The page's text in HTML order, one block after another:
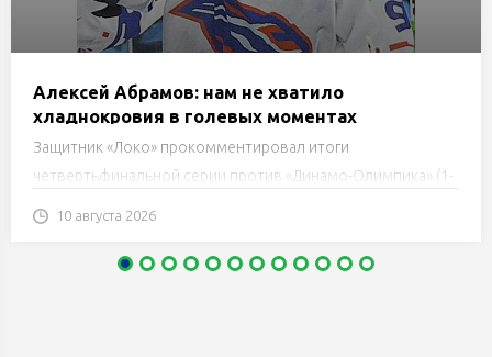
Алексей Абрамов: нам не хватило
хладнокровия в голевых моментах
Защитник «Локо» прокомментировал итоги
четвертьфинальной серии против «Динамо-Олимпика» (1-
10 августа 2026